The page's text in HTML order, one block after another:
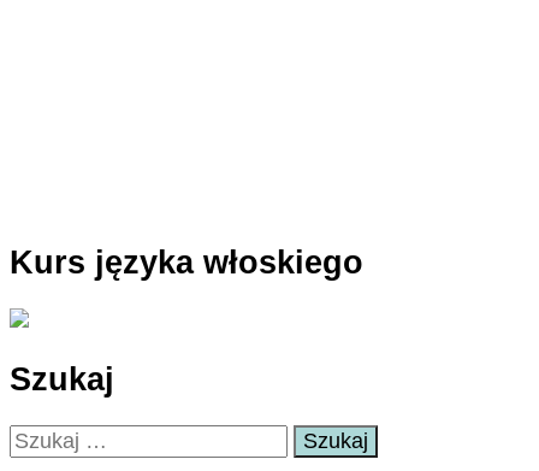
Kurs języka włoskiego
Szukaj
Szukaj: